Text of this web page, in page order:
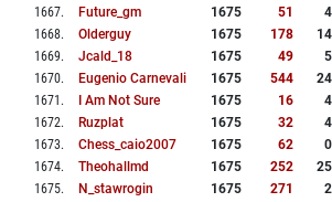
1667. Future_gm 1675 51
4
1668. Olderguy 1675 178
14
1669. Jcald_18 1675 49
5
1670. Eugenio Carnevali 1675 544
24
1671 . I Am Not Sure 1675 16
4
1672. Ruzplat 1675 32
4
1673. Chess_caio2007 1675 62
0
1674. Theohallmd 1675 252
25
1675. N_stawrogin 1675 271 2